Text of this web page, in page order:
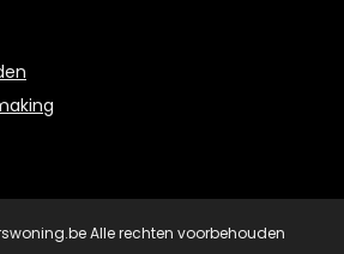
Alle rechten voorbehouden